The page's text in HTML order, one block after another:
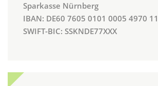
Sparkasse Nürnberg
IBAN: DE60 7605 0101 0005 4970 11
SWIFT-BIC: SSKNDE77XXX